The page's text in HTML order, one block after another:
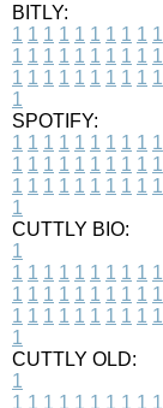
BITLY:
1 1 1 1 1 1 1 1 1 1
1 1 1 1 1 1 1 1 1 1
1 1 1 1 1 1 1 1 1 1
1
SPOTIFY:
1 1 1 1 1 1 1 1 1 1
1 1 1 1 1 1 1 1 1 1
1 1 1 1 1 1 1 1 1 1
1
CUTTLY BIO:
1
1 1 1 1 1 1 1 1 1 1
1 1 1 1 1 1 1 1 1 1
1 1 1 1 1 1 1 1 1 1
1
CUTTLY OLD:
1
1 1 1 1 1 1 1 1 1 1